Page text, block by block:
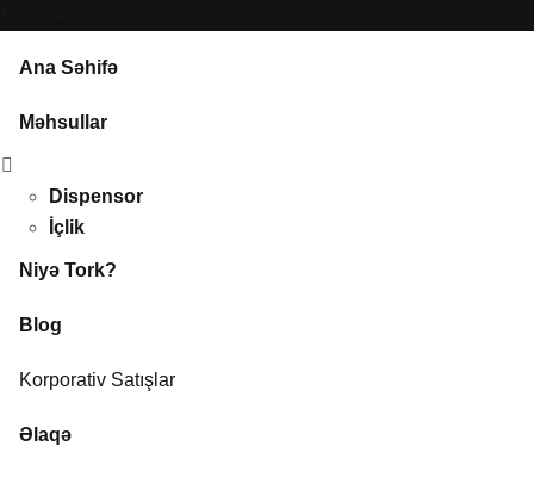
Ana Səhifə
Məhsullar
Dispensor
İçlik
Niyə Tork?
Blog
Korporativ Satışlar
Əlaqə